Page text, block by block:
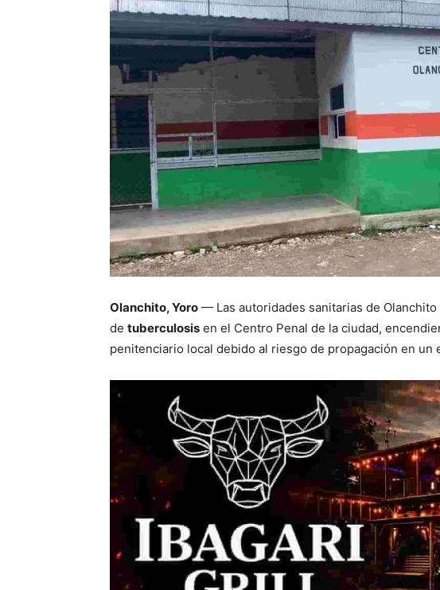
Olanchito, Yoro — Las autoridades sanitarias de
de tuberculosis en el Centro Penal de la ciudad,
penitenciario local debido al riesgo de propagación en un